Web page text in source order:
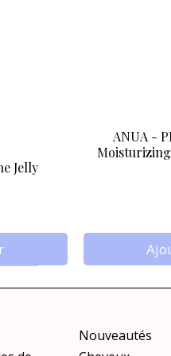
Jelly
ANUA -
Nouveautés